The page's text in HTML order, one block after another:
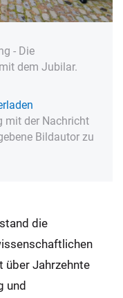
- Die
dem Jubilar.
mit der Nachricht
Bildautor zu
die
über Jahrzehnte
und